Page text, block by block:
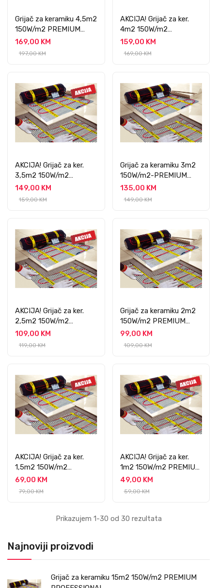
Najnoviji proizvodi
Grijač za keramiku 15m2 150W/m2 PREMIUM
Grijač za keramiku 4,5m2
150W/m2 PREMIUM
PROFESSIONAL
169,00 KM
197,00 KM
AKCIJA! Grijač za ker.
4m2 150W/m2
PREMIUM
PROFESSIONAL
159,00 KM
169,00 KM
AKCIJA! Grijač za ker.
3,5m2 150W/m2
PREMIUM
PROFESSIONAL
149,00 KM
159,00 KM
Grijač za keramiku 3m2
150W/m2-PREMIUM
PROFESSIONAL
135,00 KM
149,00 KM
AKCIJA! Grijač za ker.
2,5m2 150W/m2
PREMIUM
PROFESSIONAL
109,00 KM
119,00 KM
Grijač za keramiku 2m2
150W/m2 PREMIUM
PROFESSIONAL
99,00 KM
109,00 KM
AKCIJA! Grijač za ker.
1,5m2 150W/m2
PREMIUM
PROFESSIONAL
69,00 KM
79,00 KM
AKCIJA! Grijač za ker.
1m2 150W/m2 PREMIUM
PROFESSIONAL
49,00 KM
59,00 KM
Prikazujem 1-30 od 30 rezultata